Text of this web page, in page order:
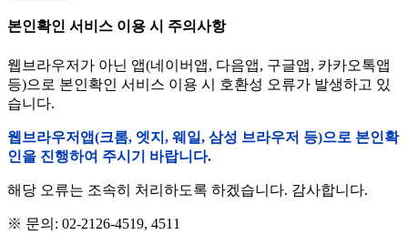
본인확인 서비스 이용 시 주의사항
웹브라우저가 아닌 앱(네이버앱, 다음앱, 구글앱, 카카오톡앱
등)으로 본인확인 서비스 이용 시 호환성 오류가 발생하고 있
습니다.
웹브라우저앱(크롬, 엣지, 웨일, 삼성 브라우저 등)으로 본인확
인을 진행하여 주시기 바랍니다.
해당 오류는 조속히 처리하도록 하겠습니다. 감사합니다.
※ 문의: 02-2126-4519, 4511